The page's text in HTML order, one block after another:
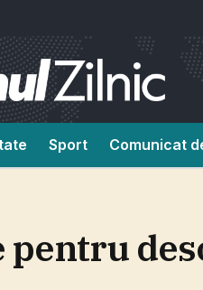
Sport Comunicat
pentru